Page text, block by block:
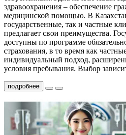
здравоохранения – обеспечение
медицинской помощью. В
государственные, так и частные
предлагает свои преимущества.
доступны по программе
страхования, в то время как
индивидуальный подход,
условия пребывания. Выбор
подробнее